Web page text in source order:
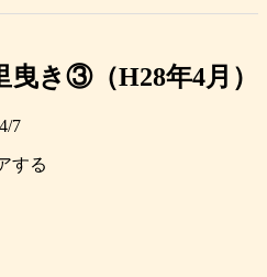
曳き③（H28年4月）
7
する